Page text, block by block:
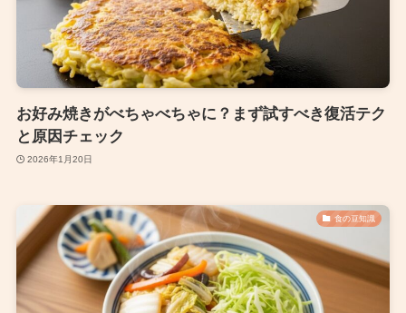
お好み焼きがべちゃべちゃに？まず試すべき復活テク
と原因チェック
2026年1月20日
食の豆知識